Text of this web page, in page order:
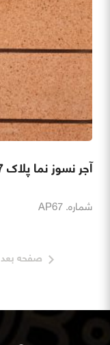
آجر نسوز نما پلاک AP67
شماره. AP67
صفحه بعد